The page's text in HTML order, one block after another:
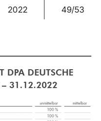
2022 49/53
DPA DEUTSCHE
– 31.12.2022